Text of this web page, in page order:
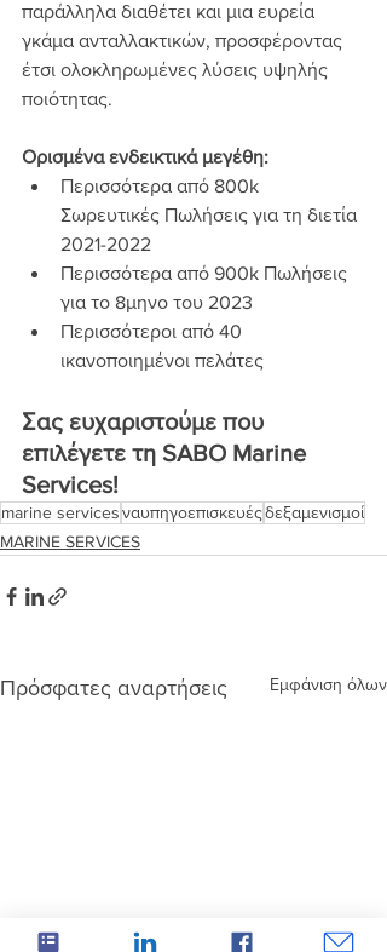
παράλληλα διαθέτει και μια ευρεία
γκάμα ανταλλακτικών, προσφέροντας
έτσι ολοκληρωμένες λύσεις υψηλής
ποιότητας.
Ορισμένα ενδεικτικά μεγέθη:
Περισσότερα από 800k
Σωρευτικές Πωλήσεις για τη διετία
2021-2022
Περισσότερα από 900k Πωλήσεις
για το 8μηνο του 2023
Περισσότεροι από 40
ικανοποιημένοι πελάτες
Σας ευχαριστούμε που
επιλέγετε τη SABO Marine
Services!
marine servicesναυπηγοεπισκευέςδεξαμενισμοί
MARINE SERVICES
Πρόσφατες αναρτήσεις Εμφάνιση όλων